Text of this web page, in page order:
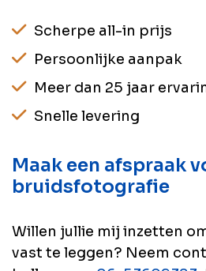
Scherpe all-in prijs
Persoonlijke aanpak
Meer dan 25 jaar
Snelle levering
Maak een afspraak
bruidsfotografie
Willen jullie mij inzetten
vast te leggen? Neem